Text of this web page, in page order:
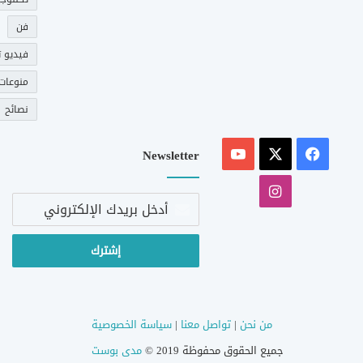
فن
فيديو
نصائح
فيسبوك
‫YouTube
انستقرام
Newsletter
أدخل
الإلكتروني
من نحن |تواصل معنا |سياسة الخصوصية
جميع الحقوق محفوظة 2019 ©
مدى بوست